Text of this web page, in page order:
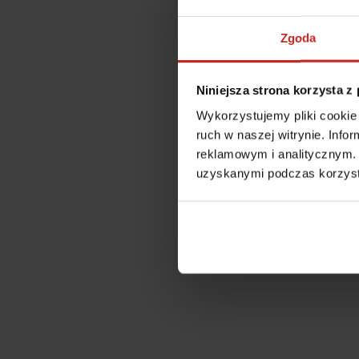
Zgoda
Niniejsza strona korzysta z
Wykorzystujemy pliki
ruch w naszej witrynie.
reklamowym i
uzyskanymi podczas